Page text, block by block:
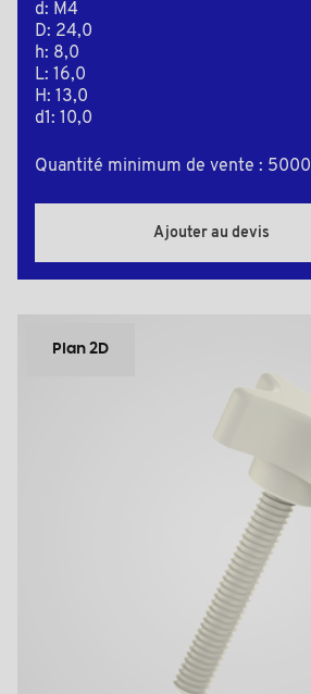
d: M4
D: 24,0
h: 8,0
L: 16,0
H: 13,0
d1: 10,0
Quantité minimum de vente : 5000
Ajouter au devis
Plan 2D